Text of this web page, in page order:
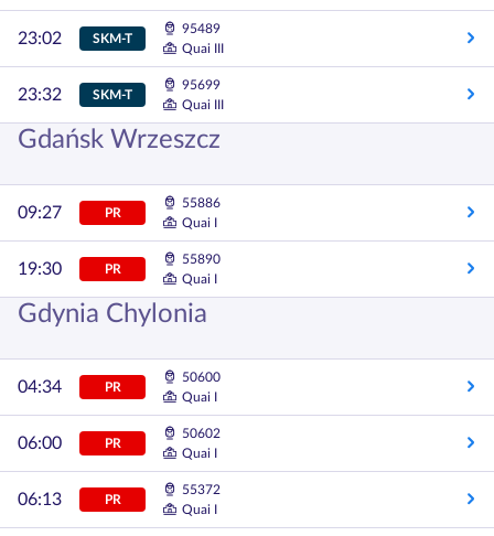
23:02 SKM-T
95489
Quai III
23:32 SKM-T
95699
Quai III
Gdańsk Wrzeszcz
09:27 PR
55886
Quai I
19:30 PR
55890
Quai I
Gdynia Chylonia
04:34 PR
50600
Quai I
06:00 PR
50602
Quai I
06:13 PR
55372
Quai I